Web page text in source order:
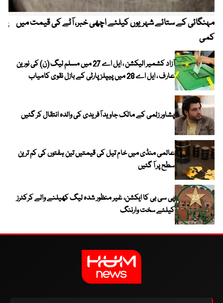
مہنگائی کے ستائے شہریوں کیلئے اچھی خبر، آٹے کی قیمت میں
کمی
آزاد کشمیر الیکشن ، ایل اے 27 میں مسلم لیگ (ن) کی نورین
عارف ، ایل اے 28 میں پیپلز پارٹی کے بازل نقوی کامیاب
پشاور زلمی کے مالک جاوید آفریدی کی والدہ انتقال کر گئیں
عالمی منڈی میں خام تیل کی قیمتیں تین ہفتوں کی کم ترین
سطح پر آ گئیں
پی سی بی کا ایکشن، غیر منظور شدہ لیگ کھیلنے والے کرکٹرز
کیلئے سخت وارننگ